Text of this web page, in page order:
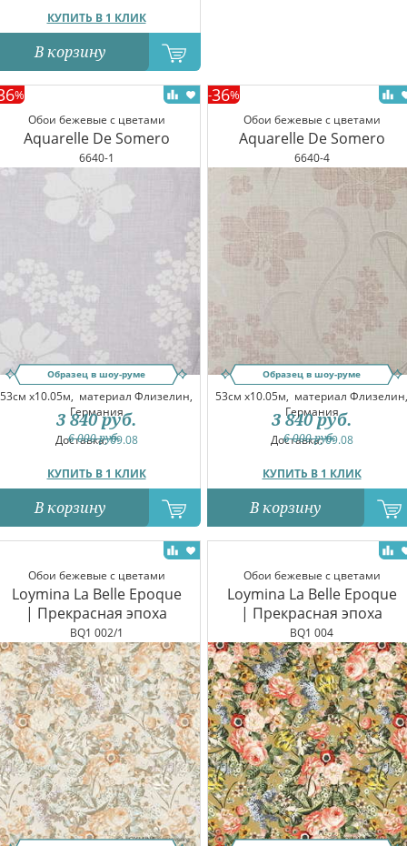
КУПИТЬ В 1 КЛИК
В корзину
Обои бежевые с цветами
Aquarelle De Somero
6640-1
%
Образец в шоу-руме
53см x10.05м, материал Флизелин,
Германия
Доставка:09.08
КУПИТЬ В 1 КЛИК
6 000руб.
3 840 руб.
В корзину
Обои бежевые с цветами
Aquarelle De Somero
6640-4
-36%
Образец в шоу-руме
53см x10.05м, материал Флизелин,
Германия
Доставка:09.08
КУПИТЬ В 1 КЛИК
6 000руб.
3 840 руб.
В корзину
Обои бежевые с цветами
Loymina La Belle Epoque
| Прекрасная эпоха
BQ1 002/1
Обои бежевые с цветами
Loymina La Belle Epoque
| Прекрасная эпоха
BQ1 004